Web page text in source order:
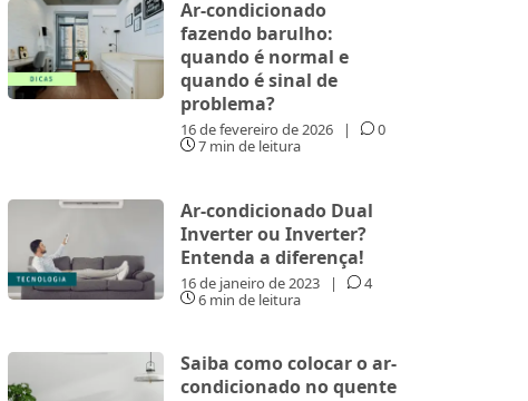
Ar-condicionado
fazendo barulho:
quando é normal e
quando é sinal de
problema?
16 de fevereiro de 2026 |
0
7 min de leitura
Ar-condicionado Dual
Inverter ou Inverter?
Entenda a diferença!
16 de janeiro de 2023 |
4
6 min de leitura
Saiba como colocar o ar-
condicionado no quente